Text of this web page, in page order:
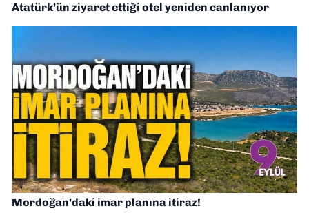
Atatürk’ün ziyaret ettiği otel yeniden canlanıyor
Mordoğan’daki imar planına itiraz!